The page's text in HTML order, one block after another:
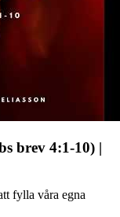
brev 4:1-10) |
fylla våra egna